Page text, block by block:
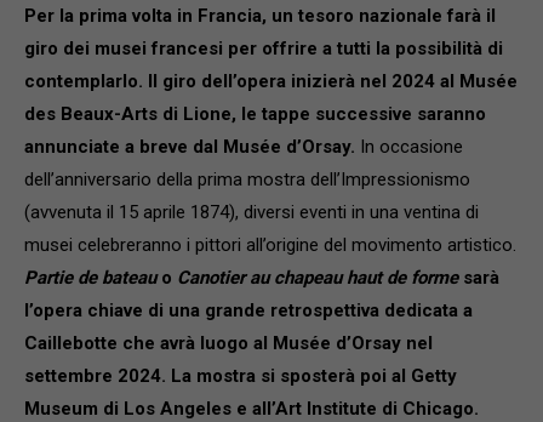
Per la prima volta in Francia, un tesoro nazionale farà il
giro dei musei francesi per offrire a tutti la possibilità di
contemplarlo. Il giro dell’opera inizierà nel 2024 al Musée
des Beaux-Arts di Lione, le tappe successive saranno
annunciate a breve dal Musée d’Orsay. In occasione
dell’anniversario della prima mostra dell’Impressionismo
(avvenuta il 15 aprile 1874), diversi eventi in una ventina di
musei celebreranno i pittori all’origine del movimento artistico.
Partie de bateauo Canotier au chapeau haut de forme sarà
l’opera chiave di una grande retrospettiva dedicata a
Caillebotte che avrà luogo al Musée d’Orsay nel
settembre 2024. La mostra si sposterà poi al Getty
Museum di Los Angeles e all’Art Institute di Chicago.